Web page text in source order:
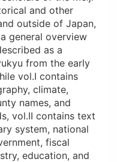
and other
outside of Japan,
general overview
as a
from the early
vol.I contains
climate,
names, and
vol.II contains text
system, national
fiscal
education, and